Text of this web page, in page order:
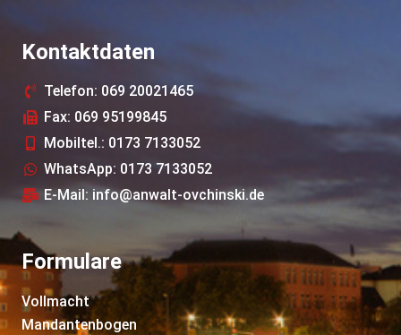
Kontaktdaten
Telefon: 069 20021465
Fax: 069 95199845
Mobiltel.: 0173 7133052
WhatsApp: 0173 7133052
E-Mail: info@anwalt-ovchinski.de
Formulare
Vollmacht
Mandantenbogen